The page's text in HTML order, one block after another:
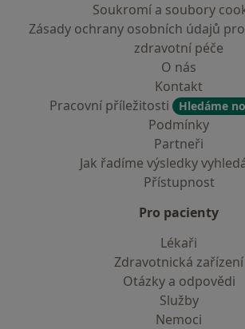
Soukromí a soubory
Zásady ochrany osobních údajů
zdravotní péče
O nás
Kontakt
Pracovní příležitosti
Hledáme
Podmínky
Partneři
Jak řadíme výsledky
Přístupnost
Pro pacienty
Lékaři
Zdravotnická zařízení
Otázky a odpovědi
Služby
Nemoci